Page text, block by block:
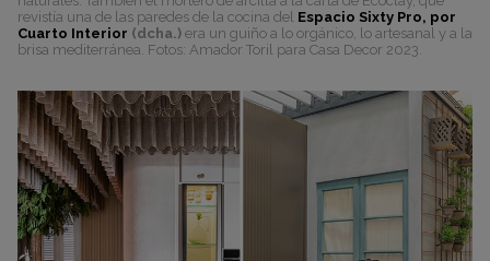
revistía una de las paredes de la cocina del Espacio Sixty Pro, por
Cuarto Interior (dcha.) era un guiño a lo orgánico, lo artesanal y a la
brisa mediterránea. Fotos: Amador Toril para Casa Decor 2023.